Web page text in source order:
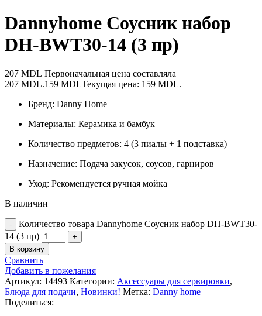
Dannyhome Соусник набор
DH-BWT30-14 (3 пр)
207MDL Первоначальная цена составляла
207 MDL.159 MDLТекущая цена: 159 MDL.
Бренд: Danny Home
Материалы: Керамика и бамбук
Количество предметов: 4 (3 пиалы + 1 подставка)
Назначение: Подача закусок, соусов, гарниров
Уход: Рекомендуется ручная мойка
В наличии
Количество товара Dannyhome Соусник набор DH-BWT30-
14 (3 пр)
В корзину
Сравнить
Добавить в пожелания
Артикул: 14493 Категории: Аксессуары для сервировки,
Блюда для подачи, Новинки! Метка: Danny home
Поделиться: